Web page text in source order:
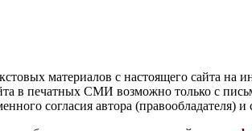
материалов с настоящего сайта
в печатных СМИ возможно только с
согласия автора (правообладателя)